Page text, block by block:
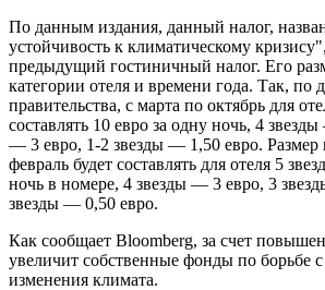
По данным издания, данный налог,
устойчивость к климатическому
предыдущий гостиничный налог. Его
категории отеля и времени года. Так, по
правительства, с марта по октябрь для
составлять 10 евро за одну ночь, 4
— 3 евро, 1-2 звезды — 1,50 евро. Размер
февраль будет составлять для отеля 5
ночь в номере, 4 звезды — 3 евро, 3
звезды — 0,50 евро.
Как сообщает Bloomberg, за счет
увеличит собственные фонды по борьбе
изменения климата.